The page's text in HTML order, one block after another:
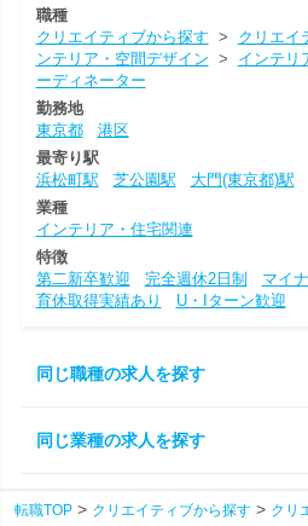
職種
クリエイティブから探す > クリエイ
ンテリア・空間デザイン > インテリ
ーディネーター
勤務地
東京都
港区
最寄り駅
浜松町駅
芝公園駅
大門(東京都)駅
業種
インテリア・住宅関連
特徴
第二新卒歓迎
完全週休2日制 マイ
育休取得実績あり
U・Iターン歓迎
同じ職種の求人を探す
同じ業種の求人を探す
転職TOP クリエイティブから探す クリ